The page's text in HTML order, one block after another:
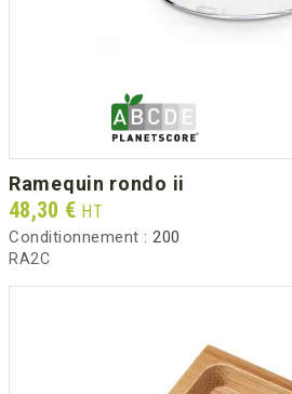
ramequin rondo ii
Prix
48,30 € HT
Conditionnement : 200
RA2C